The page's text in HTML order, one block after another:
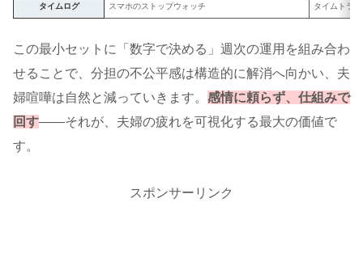
タイムログ スマホのストップウォッチ タイムトラ
この最小セットに「数字で決める」週次の運用を組み合わ
せることで、分担の不公平感は構造的に解消へ向かい、夫
婦喧嘩は自然と減っていきます。 感情に頼らず、仕組みで
回す――それが、夫婦の疲れを可視化する最大の価値で
す。
スポンサーリンク